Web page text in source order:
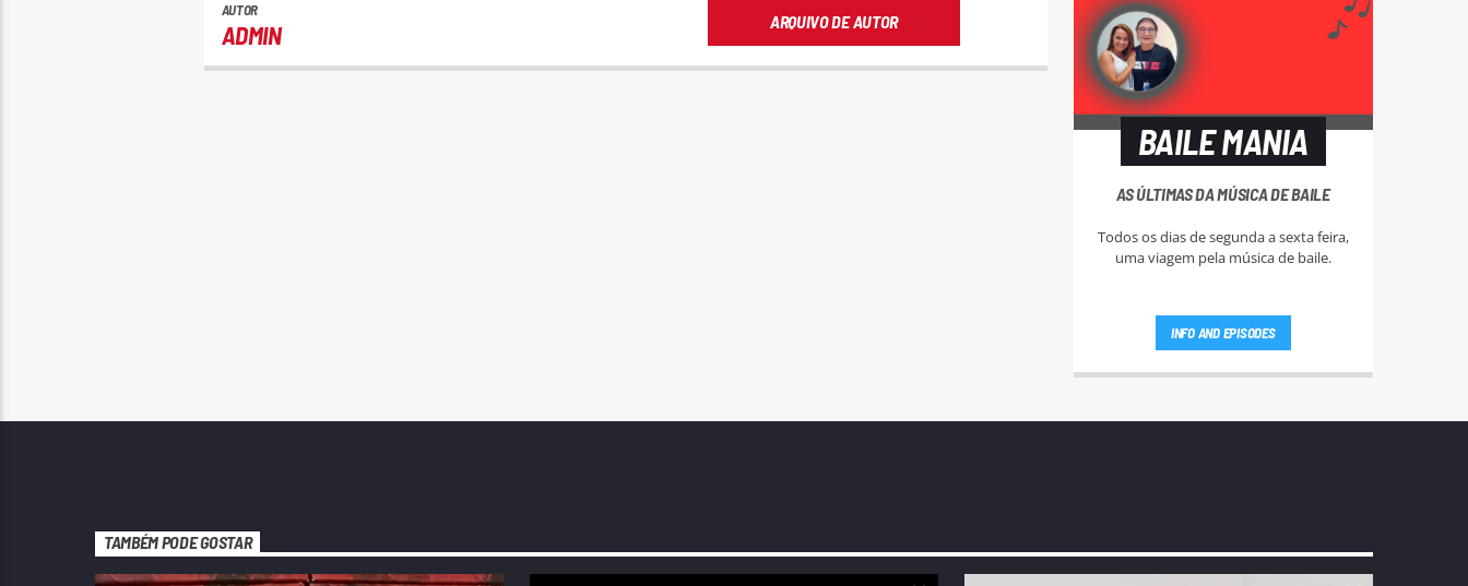
AUTOR
ADMIN ARQUIVO DE AUTOR
BAILE MANIA
AS ÚLTIMAS DA MÚSICA DE BAILE
Todos os dias de segunda a sexta feira,
uma viagem pela música de baile.
INFO AND EPISODES
TAMBÉM PODE GOSTAR